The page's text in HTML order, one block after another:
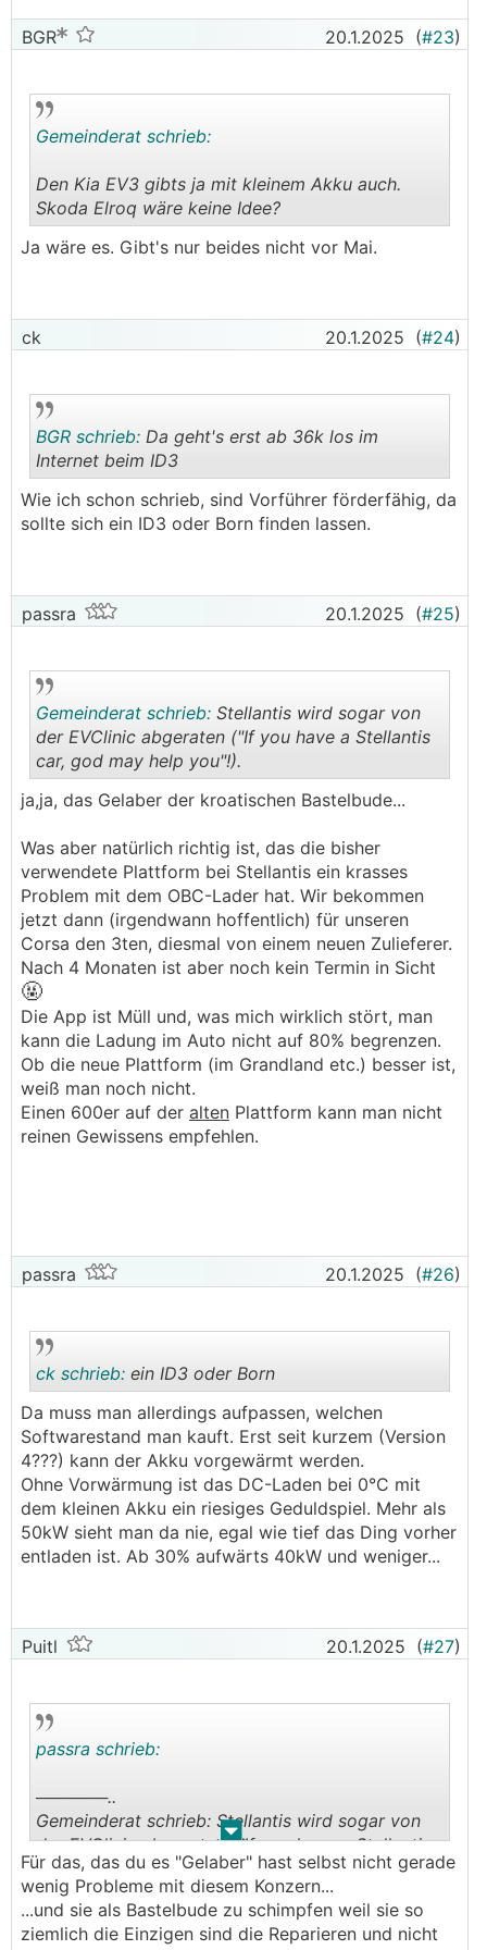
BGR 20.1.2025 (#23)
..
Gemeinderat schrieb:
Den Kia EV3 gibts ja mit kleinem Akku auch.
Skoda Elroq wäre keine Idee?
Ja wäre es. Gibt's nur beides nicht vor Mai.
ck 20.1.2025 (#24)
..
BGR schrieb: Da geht's erst ab 36k los im
Internet beim ID3
Wie ich schon schrieb, sind Vorführer förderfähig, da
sollte sich ein ID3 oder Born finden lassen.
passra 20.1.2025 (#25)
..
Gemeinderat schrieb: Stellantis wird sogar von
der EVClinic abgeraten ("If you have a Stellantis
car, god may help you"!).
ja,ja, das Gelaber der kroatischen Bastelbude...
Was aber natürlich richtig ist, das die bisher
verwendete Plattform bei Stellantis ein krasses
Problem mit dem OBC-Lader hat. Wir bekommen
jetzt dann (irgendwann hoffentlich) für unseren
Corsa den 3ten, diesmal von einem neuen Zulieferer.
Nach 4 Monaten ist aber noch kein Termin in Sicht
🤬
Die App ist Müll und, was mich wirklich stört, man
kann die Ladung im Auto nicht auf 80% begrenzen.
Ob die neue Plattform (im Grandland etc.) besser ist,
weiß man noch nicht.
Einen 600er auf der alten Plattform kann man nicht
reinen Gewissens empfehlen.
passra 20.1.2025 (#26)
..
ck schrieb: ein ID3 oder Born
Da muss man allerdings aufpassen, welchen
Softwarestand man kauft. Erst seit kurzem (Version
4???) kann der Akku vorgewärmt werden.
Ohne Vorwärmung ist das DC-Laden bei 0°C mit
dem kleinen Akku ein riesiges Geduldspiel. Mehr als
50kW sieht man da nie, egal wie tief das Ding vorher
entladen ist. Ab 30% aufwärts 40kW und weniger...
Puitl 20.1.2025 (#27)
. .
passra schrieb:
──────..
Gemeinderat schrieb: Stellantis wird sogar von
der EVClinic abgeraten ("If you have a Stellantis
car, god may help you"!).
───────────────
ja,ja, das Gelaber der kroatischen Bastelbude...
Für das, das du es "Gelaber" hast selbst nicht gerade
wenig Probleme mit diesem Konzern...
...und sie als Bastelbude zu schimpfen weil sie so
ziemlich die Einzigen sind die Reparieren und nicht